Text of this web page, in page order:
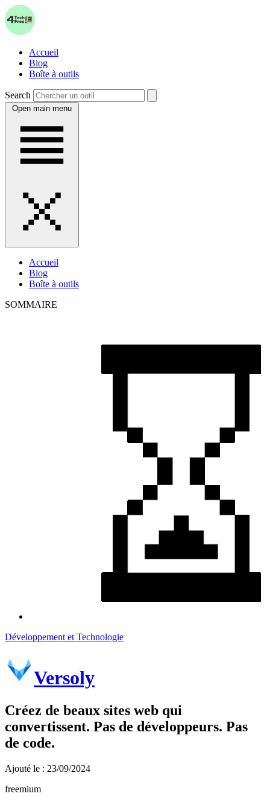
Accueil
Blog
Boîte à outils
Search
Open main menu
Accueil
Blog
Boîte à outils
SOMMAIRE
Développement et Technologie
Versoly
Créez de beaux sites web qui
convertissent. Pas de développeurs. Pas
de code.
Ajouté le : 23/09/2024
freemium